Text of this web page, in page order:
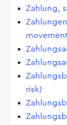
Zahlung,
risk)